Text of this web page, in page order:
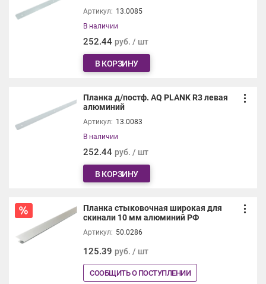
Артикул: 13.0085
В наличии
252.44 руб. / шт
В КОРЗИНУ
Планка д/постф. AQ PLANK R3 левая
алюминий
Артикул: 13.0083
В наличии
252.44 руб. / шт
В КОРЗИНУ
Планка стыковочная широкая для
скинали 10 мм алюминий РФ
Артикул: 50.0286
125.39 руб. / шт
СООБЩИТЬ О ПОСТУПЛЕНИИ